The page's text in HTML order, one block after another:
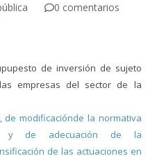
0 comentarios
de inversión de sujeto
empresas del sector de la
de modificaciónde la normativa
y de adecuación de la
de las actuaciones en